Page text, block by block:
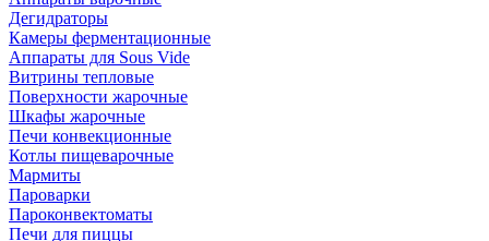
Дегидраторы
Камеры ферментационные
Аппараты для Sous Vide
Витрины тепловые
Поверхности жарочные
Шкафы жарочные
Печи конвекционные
Котлы пищеварочные
Мармиты
Пароварки
Пароконвектоматы
Печи для пиццы